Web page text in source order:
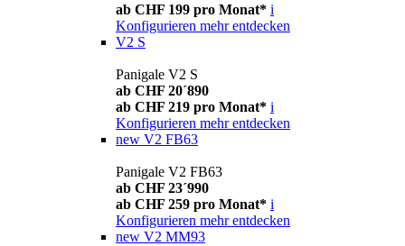
ab CHF 199 pro Monat* i
Konfigurieren mehr entdecken
V2 S
Panigale V2 S
ab CHF 20´890
ab CHF 219 pro Monat* i
Konfigurieren mehr entdecken
new V2 FB63
Panigale V2 FB63
ab CHF 23´990
ab CHF 259 pro Monat* i
Konfigurieren mehr entdecken
new V2 MM93